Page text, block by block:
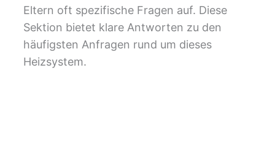
Eltern oft spezifische Fragen auf. Diese
Sektion bietet klare Antworten zu den
häufigsten Anfragen rund um dieses
Heizsystem.